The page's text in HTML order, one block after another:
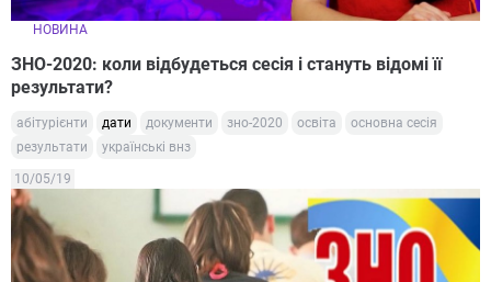
НОВИНА
ЗНО-2020: коли відбудеться сесія і стануть відомі її
результати?
абітурієнти дати документи зно-2020 освіта
основна сесія
результати
українські внз
10/05/19